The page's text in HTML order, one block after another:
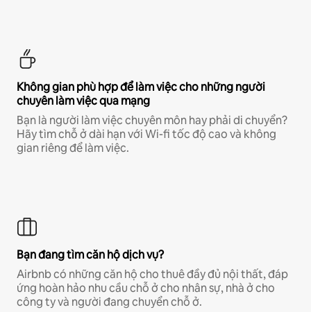
Không gian phù hợp để làm việc cho những người
chuyên làm việc qua mạng
Bạn là người làm việc chuyên môn hay phải di chuyển?
Hãy tìm chỗ ở dài hạn với Wi-fi tốc độ cao và không
gian riêng để làm việc.
Bạn đang tìm căn hộ dịch vụ?
Airbnb có những căn hộ cho thuê đầy đủ nội thất, đáp
ứng hoàn hảo nhu cầu chỗ ở cho nhân sự, nhà ở cho
công ty và người đang chuyển chỗ ở.